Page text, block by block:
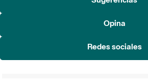
Opina
Redes sociales